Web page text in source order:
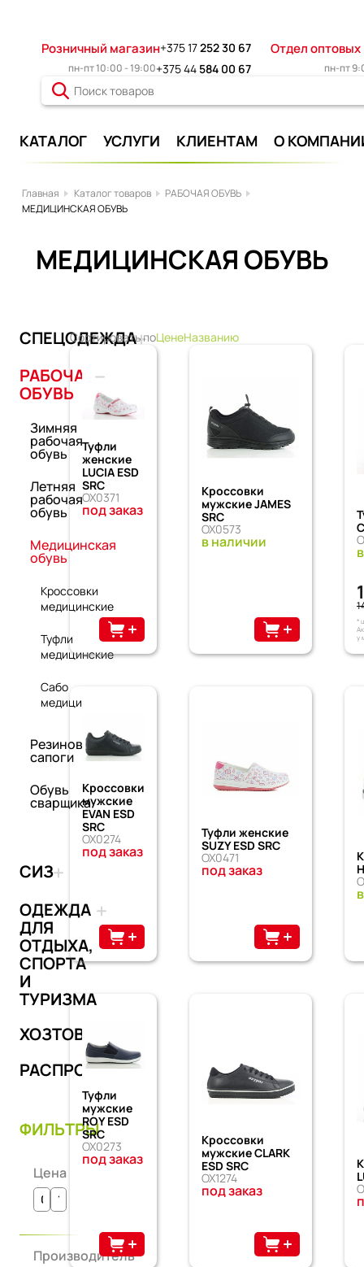
Розничный магазин+375 17252 30 67 Отдел
пн-пт 10:00 - 19:00+375 44 584 00 67 пн-пт
КАТАЛОГ УСЛУГИ КЛИЕНТАМ О
Главная Каталог товаров
РАБОЧАЯ ОБУВЬ
МЕДИЦИНСКАЯ ОБУВЬ
МЕДИЦИНСКАЯ ОБУВЬ
СПЕЦОДЕЖДА
РАБОЧАЯ
ОБУВЬ
Зимняя
рабочая
обувь
Летняя
рабочая
обувь
Медицинская
обувь
Кроссовки
медицинские
Туфли
медицинские
Сабо
медицинские
Резиновые
сапоги
Обувь
сварщика
СИЗ
ОДЕЖДА
ДЛЯ
ОТДЫХА,
СПОРТА
И
ТУРИЗМА
ХОЗТОВАРЫ
РАСПРОДАЖА
ФИЛЬТРЫ
Цена
Производитель
Сортировать поЦенеНазванию
Туфли
женские
LUCIA ESD
SRC
OX0371
под заказ
Кроссовки
мужские JAMES
SRC
OX0573
в наличии
*
у
Кроссовки
мужские
EVAN ESD
SRC
OX0274
под заказ
Туфли женские
SUZY ESD SRC
OX0471
под заказ
Туфли
мужские
ROY ESD
SRC
OX0273
под заказ
Кроссовки
мужские CLARK
ESD SRC
OX1274
под заказ